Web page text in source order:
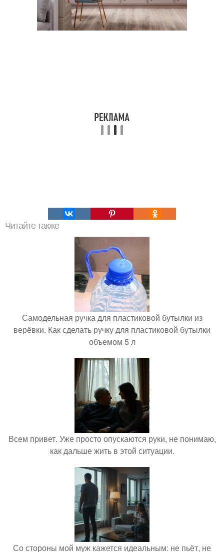
Читайте также
Самодельная ручка для пластиковой бутылки из
верёвки. Как сделать ручку для пластиковой бутылки
объемом 5 л
Всем привет. Уже просто опускаются руки, не понимаю,
как дальше жить в этой ситуации.
Со стороны мой муж кажется идеальным: не пьёт, не